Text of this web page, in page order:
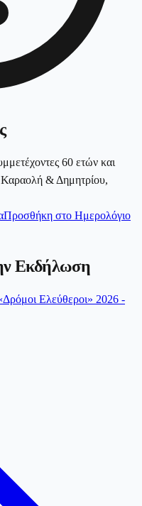
60 ετών και
Καραολή & Δημητρίου,
Προσθήκη στο Ημερολόγιο
Εκδήλωση
Ελεύθεροι» 2026 -